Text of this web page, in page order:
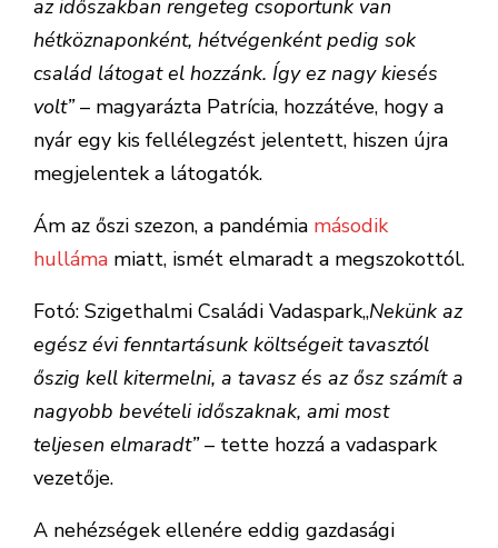
az időszakban rengeteg csoportunk van
hétköznaponként, hétvégenként pedig sok
család látogat el hozzánk. Így ez nagy kiesés
volt”– magyarázta Patrícia, hozzátéve, hogy a
nyár egy kis fellélegzést jelentett, hiszen újra
megjelentek a látogatók.
Ám az őszi szezon, a pandémia második
hulláma miatt, ismét elmaradt a megszokottól.
Fotó: Szigethalmi Családi Vadaspark„Nekünk az
egész évi fenntartásunk költségeit tavasztól
őszig kell kitermelni, a tavasz és az ősz számít a
nagyobb bevételi időszaknak, ami most
teljesen elmaradt”– tette hozzá a vadaspark
vezetője.
A nehézségek ellenére eddig gazdasági